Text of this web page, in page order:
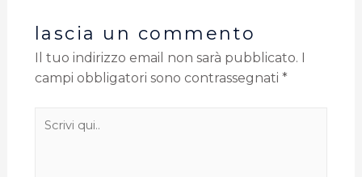
lascia un commento
Il tuo indirizzo email non sarà pubblicato.
campi obbligatori sono contrassegnati *